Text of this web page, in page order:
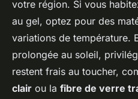
votre région. Si vous
au gel, optez pour des
variations de température.
prolongée au soleil,
restent frais au toucher,
clair ou la fibre de verre